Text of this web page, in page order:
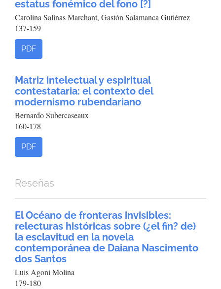
estatus fonémico del fono [?]
Carolina Salinas Marchant, Gastón Salamanca Gutiérrez
137-159
PDF
Matriz intelectual y espiritual
contestataria: el contexto del
modernismo rubendariano
Bernardo Subercaseaux
160-178
PDF
Reseñas
El Océano de fronteras invisibles:
relecturas históricas sobre (¿el fin? de)
la esclavitud en la novela
contemporánea de Daiana Nascimento
dos Santos
Luis Agoni Molina
179-180